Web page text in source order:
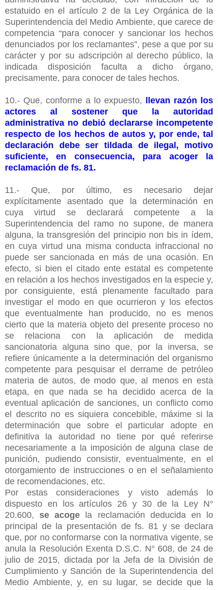
estatuido en el artículo 2 de la Ley Orgánica de la
Superintendencia del Medio Ambiente, que carece de
competencia “para conocer y sancionar los hechos
denunciados por los reclamantes”, pese a que por su
carácter y por su adscripción al derecho público, la
indicada disposición faculta a dicho órgano,
precisamente, para conocer de tales hechos.
10.- Que, conforme a lo expuesto, llevan razón los
actores al sostener que la autoridad
administrativa no debió declararse incompetente
respecto de los hechos de autos y, por ende, tal
declaración debe ser tildada de ilegal, motivo
suficiente, en consecuencia, para acoger la
reclamación de fs. 81.
11.- Que, por último, es necesario dejar
explícitamente asentado que la determinación en
cuya virtud se declarará competente a la
Superintendencia del ramo no supone, de manera
alguna, la transgresión del principio non bis in ídem,
en cuya virtud una misma conducta infraccional no
puede ser sancionada en más de una ocasión. En
efecto, si bien el citado ente estatal es competente
en relación a los hechos investigados en la especie y,
por consiguiente, está plenamente facultado para
investigar el modo en que ocurrieron y los efectos
que eventualmente han producido, no es menos
cierto que la materia objeto del presente proceso no
se relaciona con la aplicación de medida
sancionatoria alguna sino que, por la inversa, se
refiere únicamente a la determinación del organismo
competente para pesquisar el derrame de petróleo
materia de autos, de modo que, al menos en esta
etapa, en que nada se ha decidido acerca de la
eventual aplicación de sanciones, un conflicto como
el descrito no es siquiera concebible, máxime si la
determinación que sobre el particular adopte en
definitiva la autoridad no tiene por qué referirse
necesariamente a la imposición de alguna clase de
punición, pudiendo consistir, eventualmente, en el
otorgamiento de instrucciones o en el señalamiento
de recomendaciones, etc.
Por estas consideraciones y visto además lo
dispuesto en los artículos 26 y 30 de la Ley N°
20.600, se acoge la reclamación deducida en lo
principal de la presentación de fs. 81 y se declara
que, por no conformarse con la normativa vigente, se
anula la Resolución Exenta D.S.C. N° 608, de 24 de
julio de 2015, dictada por la Jefa de la División de
Cumplimiento y Sanción de la Superintendencia del
Medio Ambiente, y, en su lugar, se decide que la